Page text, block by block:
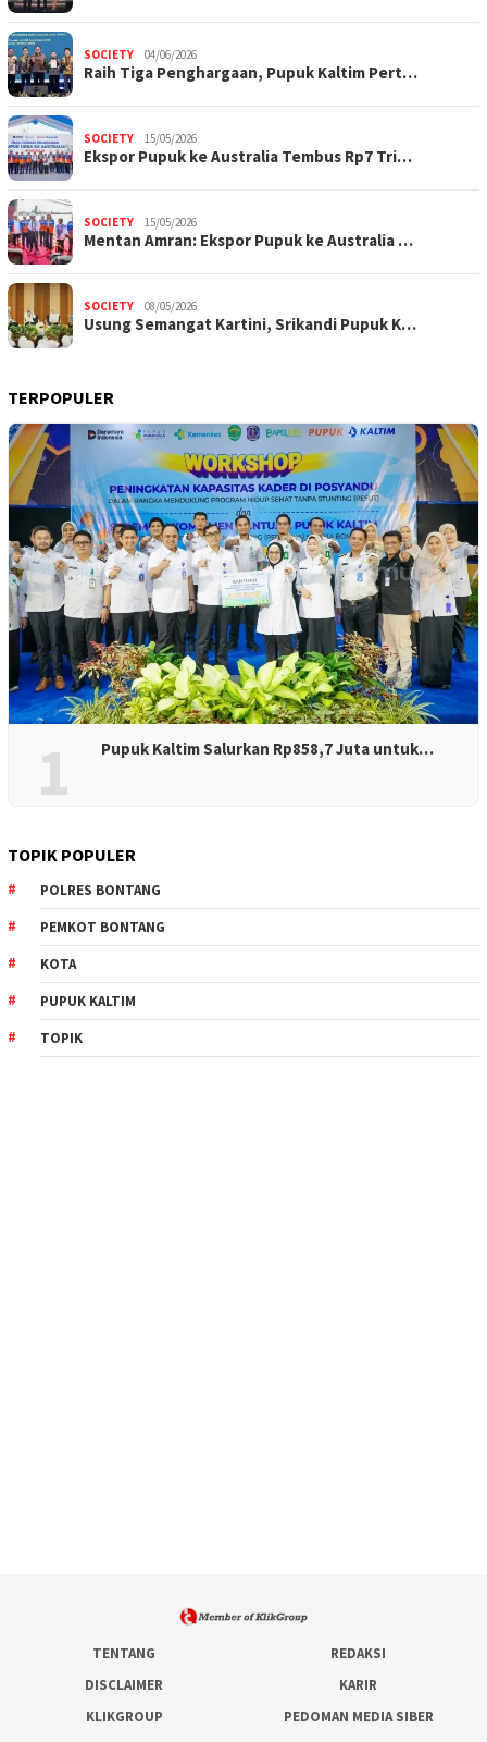
SOCIETY 04/06/2026
Raih Tiga Penghargaan, Pupuk Kaltim Pert…
SOCIETY 15/05/2026
Ekspor Pupuk ke Australia Tembus Rp7 Tri…
SOCIETY 15/05/2026
Mentan Amran: Ekspor Pupuk ke Australia …
SOCIETY 08/05/2026
Usung Semangat Kartini, Srikandi Pupuk K…
TERPOPULER
1 Pupuk Kaltim Salurkan Rp858,7 Juta untuk…
TOPIK POPULER
POLRES BONTANG
PEMKOT BONTANG
KOTA
PUPUK KALTIM
TOPIK
TENTANG
REDAKSI
DISCLAIMER
KARIR
KLIKGROUP
PEDOMAN MEDIA SIBER